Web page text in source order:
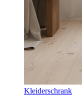
Kleiderschrank